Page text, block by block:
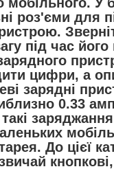
роз'єми для
під час його
цифри, а
зарядні
0.33
До цієї
кнопкові,